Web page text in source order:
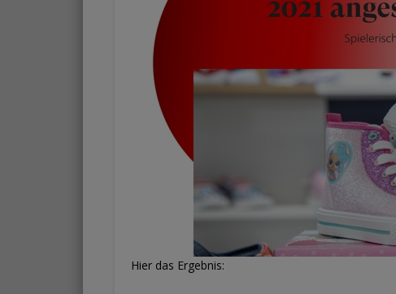
Hier das Ergebnis: